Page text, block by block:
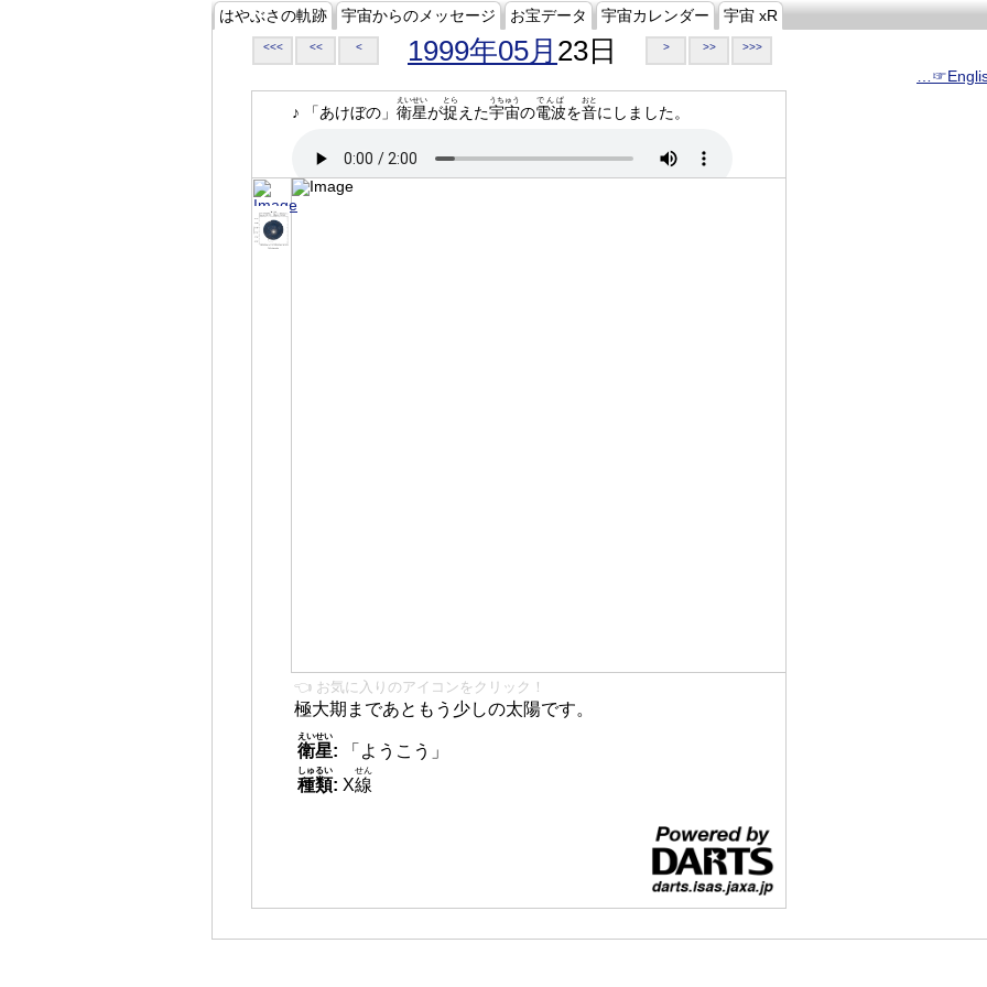
はやぶさの軌跡 宇宙からのメッセージ お宝データ 宇宙カレンダー 宇宙 xR
<<< << < 1999年05月 23日 > >> >>>
♪ 「あけぼの」 衛星
えいせい
が捉
とら
えた宇宙
うちゅう
の電波
でんぱ
を音
おと
にしました。
👈 お気に入りのアイコンをクリック！
極大期まであともう少しの太陽です。
衛星
えいせい
:
「ようこう」
種類
しゅるい
: X線
せん